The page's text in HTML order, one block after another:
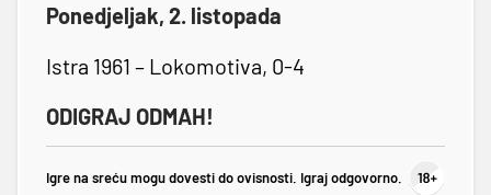
Ponedjeljak, 2. listopada
Istra 1961 – Lokomotiva, 0-4
ODIGRAJ ODMAH!
Igre na sreću mogu dovesti do ovisnosti. Igraj odgovorno.